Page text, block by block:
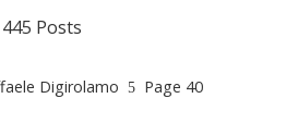
445 Posts
Digirolamo Page 40